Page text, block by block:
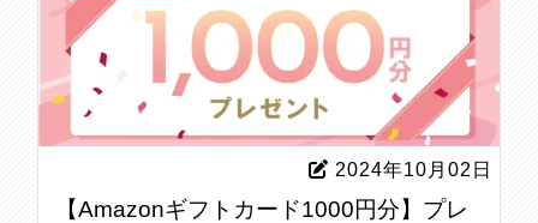
2024年10月02日
【Amazonギフトカード1000円分】プレ